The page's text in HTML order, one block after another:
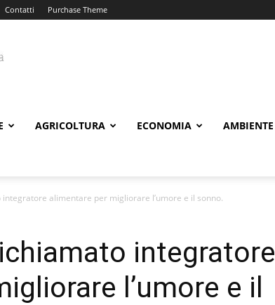
Contatti Purchase Theme
AGRICOLTURA ECONOMIA AMBIENTE
alimentare per migliorare l’umore e il sonno.
integratore
l’umore e il